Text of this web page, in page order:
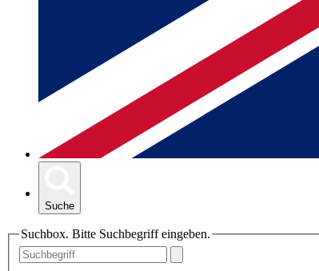
Suche
Suchbox. Bitte Suchbegriff eingeben.